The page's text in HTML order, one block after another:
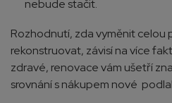
nebude stačit.
Rozhodnutí, zda vyměnit celou
rekonstruovat, závisí na více
zdravé, renovace vám ušetří
srovnání s nákupem nové